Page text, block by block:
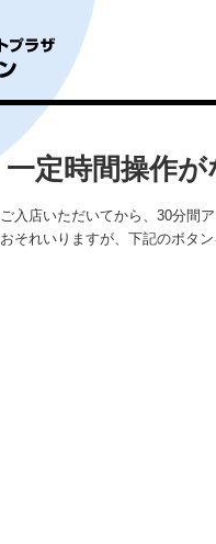
一定時間操作
ご入店いただいてから、30分間
おそれいりますが、下記のボタ